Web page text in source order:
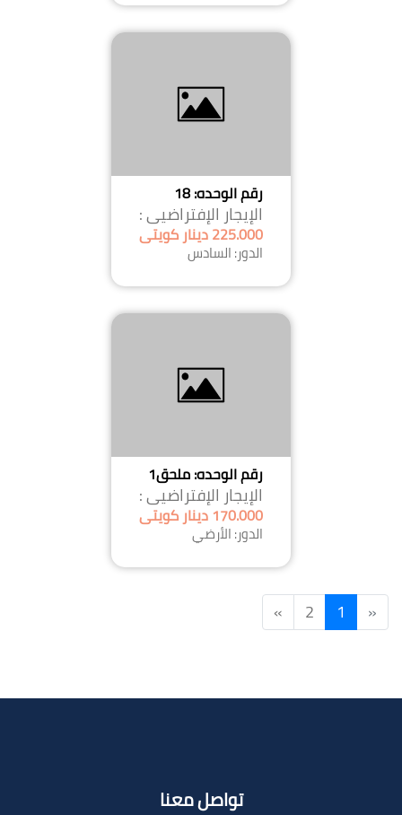
رقم الوحده: 18
الإيجار الإفتراضيى :
225.000 دينار كويتى
الدور: السادس
رقم الوحده: ملحق1
الإيجار الإفتراضيى :
170.000 دينار كويتى
الدور: الأرضي
«
1
2
»
تواصل معنا